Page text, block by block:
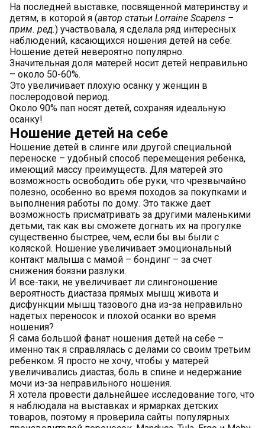
На последней выставке, посвященной материнству и
детям, в которой я (автор статьи Lorraine Scapens –
прим. ред.) участвовала, я сделала ряд интересных
наблюдений, касающихся ношения детей на себе:
Ношение детей невероятно популярно.
Значительная доля матерей носит детей неправильно
– около 50-60%.
Это увеличивает плохую осанку у женщин в
послеродовой период.
Около 90% пап носят детей, сохраняя идеальную
осанку!
Ношение детей на себе
Ношение детей в слинге или другой специальной
переноске – удобный способ перемещения ребенка,
имеющий массу преимуществ. Для матерей это
возможность освободить обе руки, что чрезвычайно
полезно, особенно во время походов за покупками и
выполнения работы по дому. Это также дает
возможность присматривать за другими маленькими
детьми, так как вы сможете догнать их на прогулке
существенно быстрее, чем, если бы вы были с
коляской. Ношение увеличивает эмоциональный
контакт малыша с мамой – бондинг – за счет
снижения боязни разлуки.
И все-таки, не увеличивает ли слингоношение
вероятность диастаза прямых мышц живота и
дисфункции мышц тазового дна из-за неправильно
надетых переносок и плохой осанки во время
ношения?
Я сама большой фанат ношения детей на себе –
именно так я справлялась с делами со своим третьим
ребенком. Я просто не хочу, чтобы у матерей
увеличивались диастаз, боль в спине и недержание
мочи из-за неправильного ношения.
Я хотела провести дальнейшее исследование того, что
я наблюдала на выставках и ярмарках детских
товаров, поэтому я проверила сайты популярных